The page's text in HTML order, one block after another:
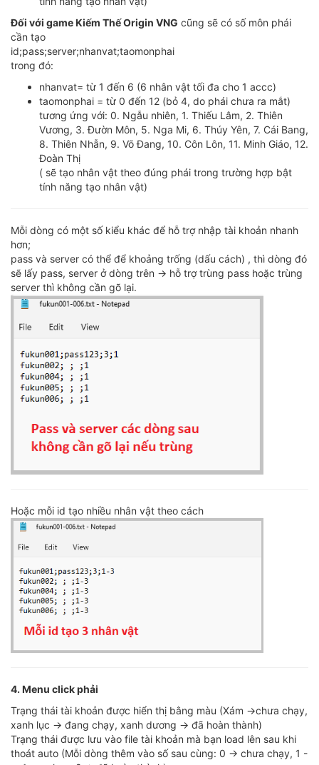
Đối với game Kiếm Thế Origin VNG cũng sẽ có số môn phái
cần tạo
id;pass;server;nhanvat;taomonphai
trong đó:
nhanvat= từ 1 đến 6 (6 nhân vật tối đa cho 1 accc)
taomonphai = từ 0 đến 12 (bỏ 4, do phái chưa ra mắt)
tương ứng với: 0. Ngẫu nhiên, 1. Thiếu Lâm, 2. Thiên
Vương, 3. Đườn Môn, 5. Nga Mi, 6. Thúy Yên, 7. Cái Bang,
8. Thiên Nhẫn, 9. Võ Đang, 10. Côn Lôn, 11. Minh Giáo, 12.
Đoàn Thị
( sẽ tạo nhân vật theo đúng phái trong trường hợp bật
tính năng tạo nhân vật)
Mỗi dòng có một số kiểu khác để hỗ trợ nhập tài khoản nhanh
hơn;
pass và server có thể để khoảng trống (dấu cách) , thì dòng đó
sẽ lấy pass, server ở dòng trên -> hỗ trợ trùng pass hoặc trùng
server thì không cần gõ lại.
Hoặc mỗi id tạo nhiều nhân vật theo cách
4. Menu click phải
Trạng thái tài khoản được hiển thị bằng màu (Xám ->chưa chạy,
xanh lục -> đang chạy, xanh dương -> đã hoàn thành)
Trạng thái được lưu vào file tài khoản mà bạn load lên sau khi
thoát auto (Mỗi dòng thêm vào số sau cùng: 0 -> chưa chạy, 1 -